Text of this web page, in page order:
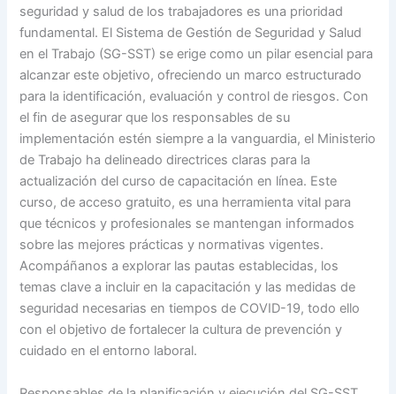
seguridad y salud de los trabajadores es una prioridad
fundamental. El Sistema de Gestión de Seguridad y Salud
en el Trabajo (SG-SST) se erige como un pilar esencial para
alcanzar este objetivo, ofreciendo un marco estructurado
para la identificación, evaluación y control de riesgos. Con
el fin de asegurar que los responsables de su
implementación estén siempre a la vanguardia, el Ministerio
de Trabajo ha delineado directrices claras para la
actualización del curso de capacitación en línea. Este
curso, de acceso gratuito, es una herramienta vital para
que técnicos y profesionales se mantengan informados
sobre las mejores prácticas y normativas vigentes.
Acompáñanos a explorar las pautas establecidas, los
temas clave a incluir en la capacitación y las medidas de
seguridad necesarias en tiempos de COVID-19, todo ello
con el objetivo de fortalecer la cultura de prevención y
cuidado en el entorno laboral.